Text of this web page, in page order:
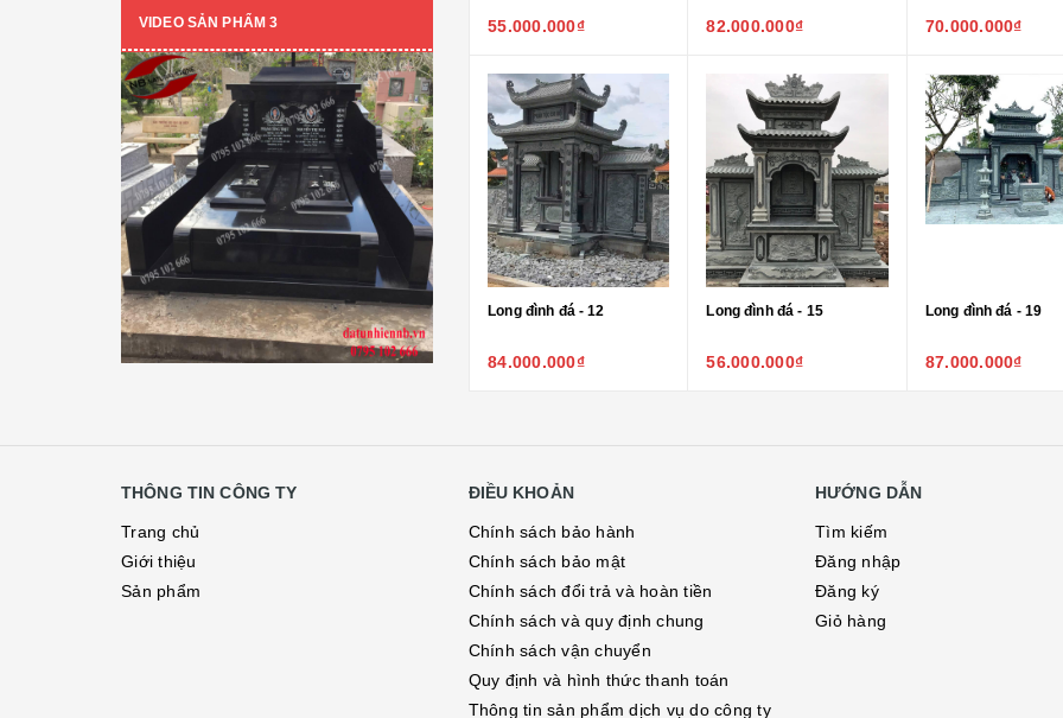
Lavabo đá
Bồn tắm đá
Đèn đá
Bàn ghế đá
NON BỘ- TIỂU CẢNH SÂN
VƯỜN
ĐÁ PHONG THỦY
ĐÁ XÂY DỰNG
VIDEO SẢN PHẨM 3
Liên hệ 0795 102 666
Lăng mộ dòng tộc - 23
88.000.000₫
Long đình đá - 16
82.000.000₫
55.000.000₫
Long đình đá - 12
84.000.000₫
82.000.000₫
Long đình đá - 15
56.000.000₫
70.000.000₫
Long đình đá - 19
87.000.000₫
THÔNG TIN CÔNG TY
Trang chủ
Giới thiệu
Sản phẩm
ĐIỀU KHOẢN
Chính sách bảo hành
Chính sách bảo mật
Chính sách đổi trả và hoàn tiền
Chính sách và quy định chung
Chính sách vận chuyển
Quy định và hình thức thanh toán
Thông tin sản phẩm dịch vụ do công ty
HƯỚNG DẪN
Tìm kiếm
Đăng nhập
Đăng ký
Giỏ hàng